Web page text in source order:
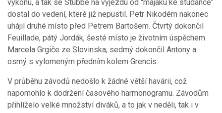
výkonu, a tak se Stubbe na výjezdu od "majáku ke studánce"
dostal do vedení, které již nepustil. Petr Nikodém nakonec
uhájil druhé místo před Petrem Bartošem. Čtvrtý dokončil
Feuillade, pátý Jordák, šesté místo je životním úspěchem
Marcela Grgiče ze Slovinska, sedmý dokončil Antony a
osmý s vylomeným předním kolem Grencis.
V průběhu závodů nedošlo k žádné větší havárii, což
napomohlo k dodržení časového harmonogramu. Závodům
přihlíželo velké množství diváků, a to jak v neděli, tak i v